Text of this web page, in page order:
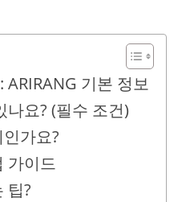
ARIRANG 기본 정보
나요? (필수 조건)
가요?
가이드
팁?